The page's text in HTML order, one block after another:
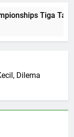
Tiga Tahun
Dilema